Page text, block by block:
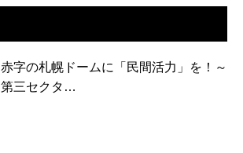
赤字の札幌ドームに「民間活力」を！～
第三セクタ…